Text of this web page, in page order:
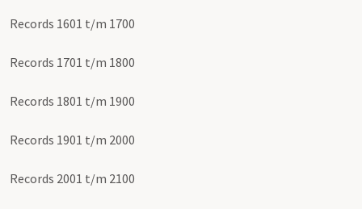
Records 1601 t/m 1700
Records 1701 t/m 1800
Records 1801 t/m 1900
Records 1901 t/m 2000
Records 2001 t/m 2100